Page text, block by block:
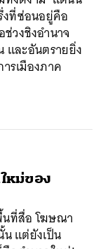
งที่ซ่อนอยู่คือ
วงชิงอำนาจ
และอันตรายยิ่ง
รเมืองภาค
หม่ของ
นที่สื่อ โฆษณา
น แต่ยังเป็น